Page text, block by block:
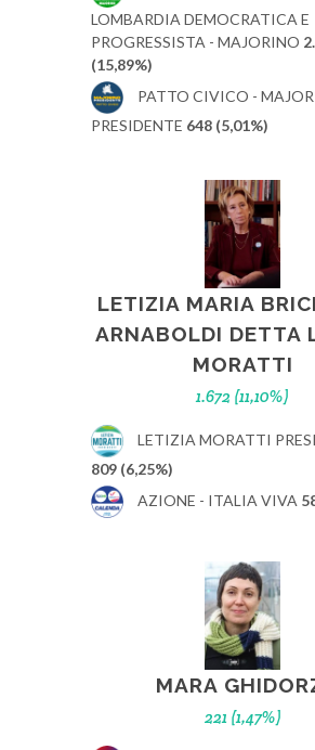
LOMBARDIA DEMOCRATICA E
PROGRESSISTA - MAJORINO
(15,89%)
PATTO CIVICO -
PRESIDENTE 648 (5,01%)
LETIZIA MARIA
ARNABOLDI DETTA
MORATTI
1.672 (11,10%)
LETIZIA MORATTI
809 (6,25%)
AZIONE - ITALIA VIVA
MARA
221 (1,47%)